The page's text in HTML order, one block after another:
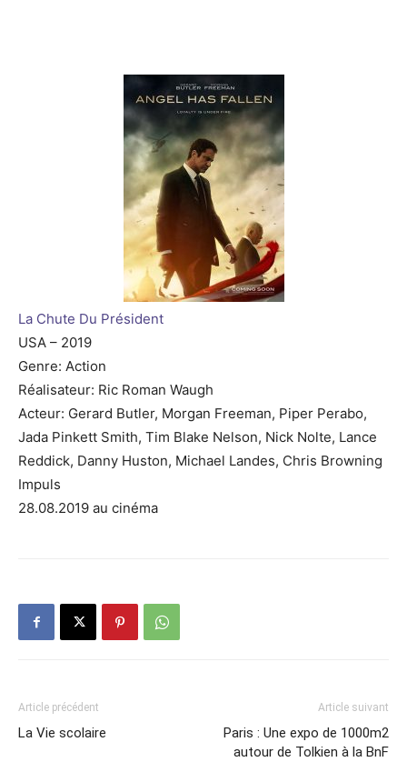
La Chute Du Président
USA – 2019
Genre: Action
Réalisateur: Ric Roman Waugh
Acteur: Gerard Butler, Morgan Freeman, Piper Perabo,
Jada Pinkett Smith, Tim Blake Nelson, Nick Nolte, Lance
Reddick, Danny Huston, Michael Landes, Chris Browning
Impuls
28.08.2019 au cinéma
Article précédent
La Vie scolaire
Article suivant
Paris : Une expo de 1000m2
autour de Tolkien à la BnF